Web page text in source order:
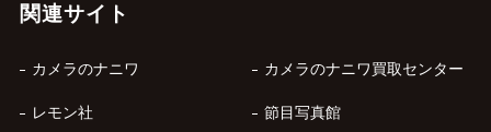
関連サイト
カメラのナニワ カメラのナニワ買取センター
レモン社 節目写真館